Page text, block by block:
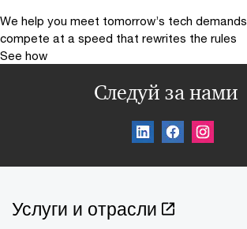
We help you meet tomorrow’s tech demands
compete at a speed that rewrites the rules
See how
Следуй за нами
Услуги и отрасли